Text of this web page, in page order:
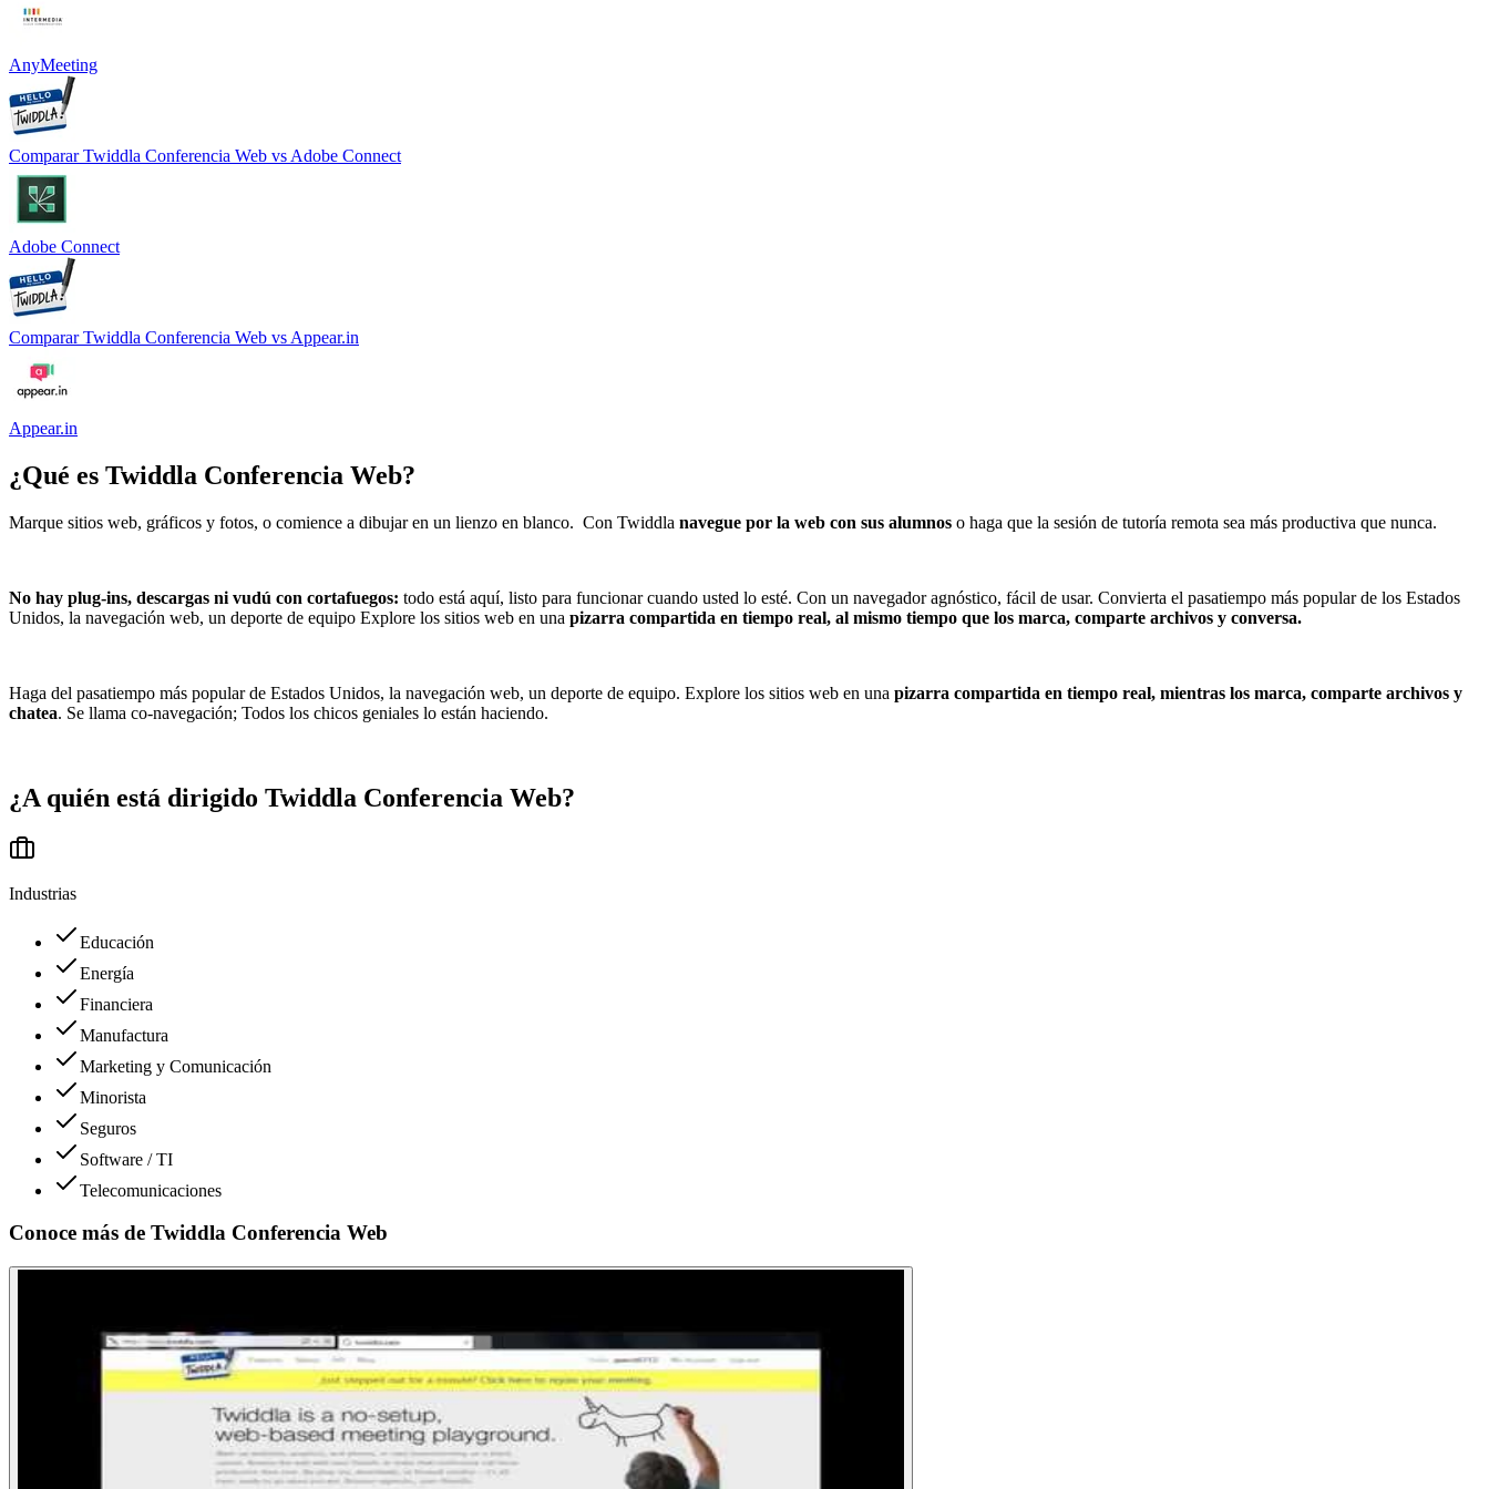
AnyMeeting
Comparar Twiddla Conferencia Web vs Adobe Connect
Adobe Connect
Comparar Twiddla Conferencia Web vs Appear.in
Appear.in
¿Qué es Twiddla Conferencia Web?
Marque sitios web, gráficos y fotos, o comience a dibujar en un lienzo en blanco. Con Twiddla navegue por la web con sus alumnos o haga que la sesión de tutoría remota sea más productiva que nunca.
No hay plug-ins, descargas ni vudú con cortafuegos: todo está aquí, listo para funcionar cuando usted lo esté. Con un navegador agnóstico, fácil de usar. Convierta el pasatiempo más popular de los Estados
Unidos, la navegación web, un deporte de equipo Explore los sitios web en una pizarra compartida en tiempo real, al mismo tiempo que los marca, comparte archivos y conversa.
Haga del pasatiempo más popular de Estados Unidos, la navegación web, un deporte de equipo. Explore los sitios web en una pizarra compartida en tiempo real, mientras los marca, comparte archivos y
chatea. Se llama co-navegación; Todos los chicos geniales lo están haciendo.
¿A quién está dirigido Twiddla Conferencia Web?
Industrias
Educación
Energía
Financiera
Manufactura
Marketing y Comunicación
Minorista
Seguros
Software / TI
Telecomunicaciones
Conoce más de Twiddla Conferencia Web